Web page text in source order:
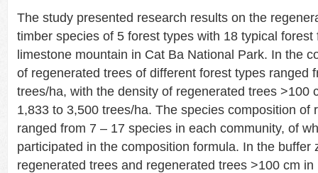
The study presented research results on the
timber species of 5 forest types with 18 typical
limestone mountain in Cat Ba National Park. In the
of regenerated trees of different forest types ranged
trees/ha, with the density of regenerated trees >100
1,833 to 3,500 trees/ha. The species composition of
ranged from 7 – 17 species in each community, of
participated in the composition formula. In the buffer
regenerated trees and regenerated trees >100 cm